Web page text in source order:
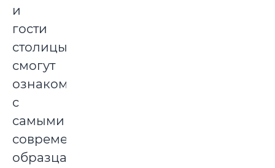
и
гости
столицы
смогут
ознакомиться
с
самыми
современными
образцами